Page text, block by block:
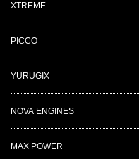
XTREME
PICCO
YURUGIX
NOVA ENGINES
MAX POWER